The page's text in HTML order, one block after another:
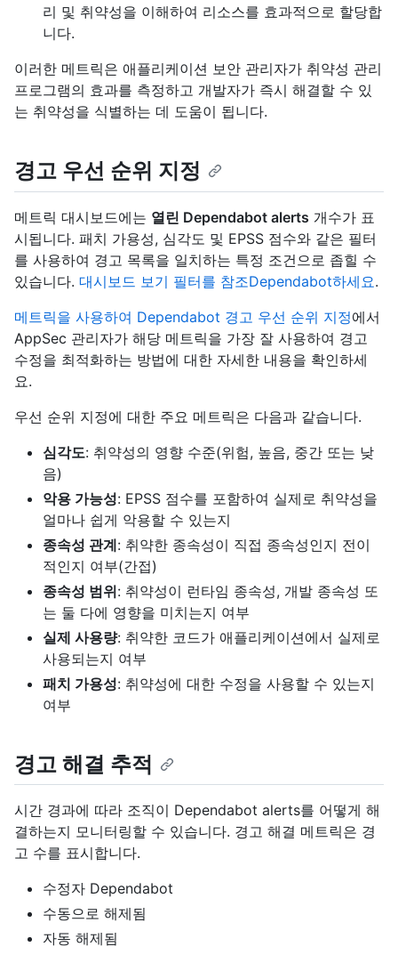
리 및 취약성을 이해하여 리소스를 효과적으로 할당합
니다.
이러한 메트릭은 애플리케이션 보안 관리자가 취약성 관리
프로그램의 효과를 측정하고 개발자가 즉시 해결할 수 있
는 취약성을 식별하는 데 도움이 됩니다.
경고 우선 순위 지정
메트릭 대시보드에는 열린 Dependabot alerts 개수가 표
시됩니다. 패치 가용성, 심각도 및 EPSS 점수와 같은 필터
를 사용하여 경고 목록을 일치하는 특정 조건으로 좁힐 수
있습니다. 대시보드 보기 필터를 참조Dependabot하세요.
메트릭을 사용하여 Dependabot 경고 우선 순위 지정에서
AppSec 관리자가 해당 메트릭을 가장 잘 사용하여 경고
수정을 최적화하는 방법에 대한 자세한 내용을 확인하세
요.
우선 순위 지정에 대한 주요 메트릭은 다음과 같습니다.
심각도: 취약성의 영향 수준(위험, 높음, 중간 또는 낮
음)
악용 가능성: EPSS 점수를 포함하여 실제로 취약성을
얼마나 쉽게 악용할 수 있는지
종속성 관계: 취약한 종속성이 직접 종속성인지 전이
적인지 여부(간접)
종속성 범위: 취약성이 런타임 종속성, 개발 종속성 또
는 둘 다에 영향을 미치는지 여부
실제 사용량: 취약한 코드가 애플리케이션에서 실제로
사용되는지 여부
패치 가용성: 취약성에 대한 수정을 사용할 수 있는지
여부
경고 해결 추적
시간 경과에 따라 조직이 Dependabot alerts를 어떻게 해
결하는지 모니터링할 수 있습니다. 경고 해결 메트릭은 경
고 수를 표시합니다.
수정자 Dependabot
수동으로 해제됨
자동 해제됨